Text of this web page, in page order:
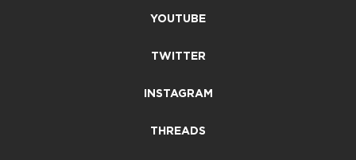
YOUTUBE
TWITTER
INSTAGRAM
THREADS